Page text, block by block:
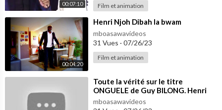
00:07:10 Film et animation
00:04:20
⁣Henri Njoh Dibah la bwam
mboasawavideos
31 Vues · 07/26/23
Film et animation
⁣Toute la vérité sur le titre
ONGUELE de Guy BILONG. Henri
NJOH est un mauvais usurpateur.
mboasawavideos